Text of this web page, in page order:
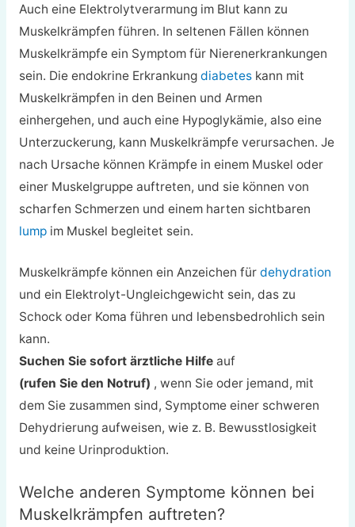
Auch eine Elektrolytverarmung im Blut kann zu
Muskelkrämpfen führen. In seltenen Fällen können
Muskelkrämpfe ein Symptom für Nierenerkrankungen
sein. Die endokrine Erkrankung diabeteskann mit
Muskelkrämpfen in den Beinen und Armen
einhergehen, und auch eine Hypoglykämie, also eine
Unterzuckerung, kann Muskelkrämpfe verursachen. Je
nach Ursache können Krämpfe in einem Muskel oder
einer Muskelgruppe auftreten, und sie können von
scharfen Schmerzen und einem harten sichtbaren
lumpim Muskel begleitet sein.
Muskelkrämpfe können ein Anzeichen für dehydration
und ein Elektrolyt-Ungleichgewicht sein, das zu
Schock oder Koma führen und lebensbedrohlich sein
kann.
Suchen Sie sofort ärztliche Hilfeauf
(rufen Sie den Notruf) , wenn Sie oder jemand, mit
dem Sie zusammen sind, Symptome einer schweren
Dehydrierung aufweisen, wie z. B. Bewusstlosigkeit
und keine Urinproduktion.
Welche anderen Symptome können bei
Muskelkrämpfen auftreten?